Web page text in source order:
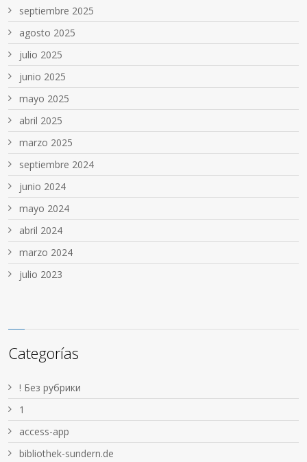
septiembre 2025
agosto 2025
julio 2025
junio 2025
mayo 2025
abril 2025
marzo 2025
septiembre 2024
junio 2024
mayo 2024
abril 2024
marzo 2024
julio 2023
Categorías
! Без рубрики
1
access-app
bibliothek-sundern.de